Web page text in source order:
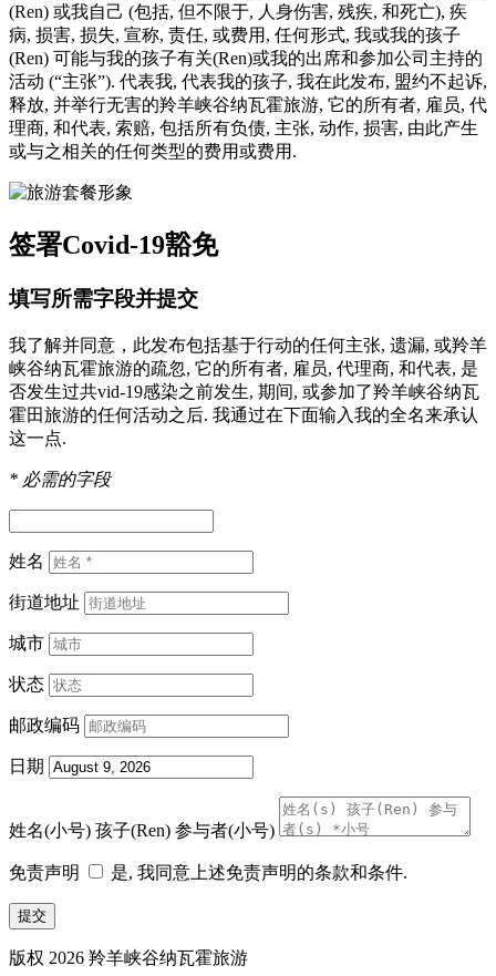
(Ren) 或我自己 (包括, 但不限于, 人身伤害, 残疾, 和死亡), 疾
病, 损害, 损失, 宣称, 责任, 或费用, 任何形式, 我或我的孩子
(Ren) 可能与我的孩子有关(Ren)或我的出席和参加公司主持的
活动 (“主张”). 代表我, 代表我的孩子, 我在此发布, 盟约不起诉,
释放, 并举行无害的羚羊峡谷纳瓦霍旅游, 它的所有者, 雇员, 代
理商, 和代表, 索赔, 包括所有负债, 主张, 动作, 损害, 由此产生
或与之相关的任何类型的费用或费用.
签署Covid-19豁免
填写所需字段并提交
我了解并同意，此发布包括基于行动的任何主张, 遗漏, 或羚羊
峡谷纳瓦霍旅游的疏忽, 它的所有者, 雇员, 代理商, 和代表, 是
否发生过共vid-19感染之前发生, 期间, 或参加了羚羊峡谷纳瓦
霍田旅游的任何活动之后. 我通过在下面输入我的全名来承认
这一点.
* 必需的字段
姓名
街道地址
城市
状态
邮政编码
日期
姓名(小号) 孩子(Ren) 参与者(小号)
免责声明 是, 我同意上述免责声明的条款和条件.
版权 2026 羚羊峡谷纳瓦霍旅游